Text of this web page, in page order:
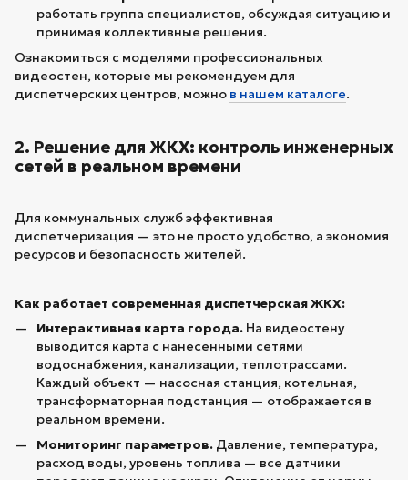
работать группа специалистов, обсуждая ситуацию и
принимая коллективные решения.
Ознакомиться с моделями профессиональных
видеостен, которые мы рекомендуем для
диспетчерских центров, можно в нашем каталоге.
2. Решение для ЖКХ: контроль инженерных
сетей в реальном времени
Для коммунальных служб эффективная
диспетчеризация — это не просто удобство, а экономия
ресурсов и безопасность жителей.
Как работает современная диспетчерская ЖКХ:
Интерактивная карта города. На видеостену
выводится карта с нанесенными сетями
водоснабжения, канализации, теплотрассами.
Каждый объект — насосная станция, котельная,
трансформаторная подстанция — отображается в
реальном времени.
Мониторинг параметров. Давление, температура,
расход воды, уровень топлива — все датчики